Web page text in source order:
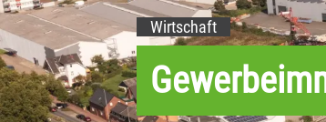
Wirtschaft